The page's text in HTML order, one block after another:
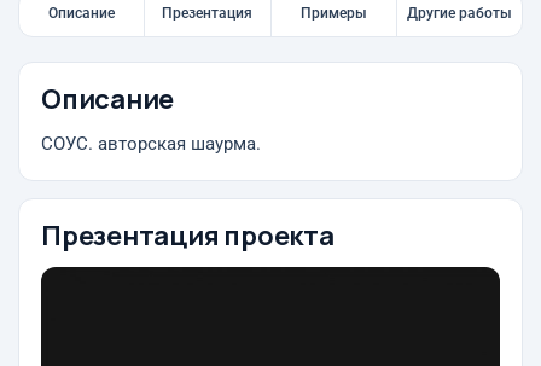
Описание Презентация Примеры Другие работы
Описание
СОУС. авторская шаурма.
Презентация проекта